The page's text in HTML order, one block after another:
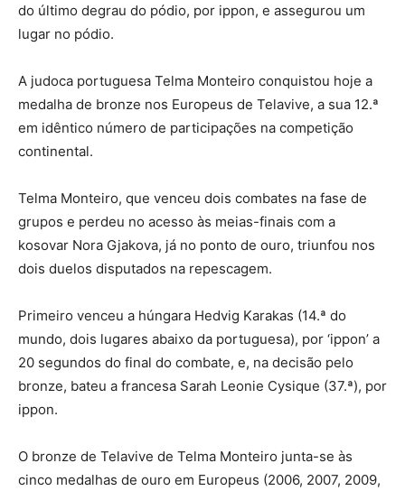
do último degrau do pódio, por ippon, e assegurou um
lugar no pódio.
A judoca portuguesa Telma Monteiro conquistou hoje a
medalha de bronze nos Europeus de Telavive, a sua 12.ª
em idêntico número de participações na competição
continental.
Telma Monteiro, que venceu dois combates na fase de
grupos e perdeu no acesso às meias-finais com a
kosovar Nora Gjakova, já no ponto de ouro, triunfou nos
dois duelos disputados na repescagem.
Primeiro venceu a húngara Hedvig Karakas (14.ª do
mundo, dois lugares abaixo da portuguesa), por ‘ippon’ a
20 segundos do final do combate, e, na decisão pelo
bronze, bateu a francesa Sarah Leonie Cysique (37.ª), por
ippon.
O bronze de Telavive de Telma Monteiro junta-se às
cinco medalhas de ouro em Europeus (2006, 2007, 2009,